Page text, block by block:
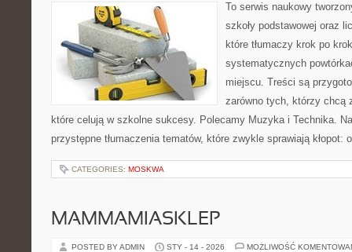
To serwis naukowy
szkoły podstawowej oraz
które tłumaczy krok po
systematycznych
miejscu. Treści są
zarówno tych, którzy chcą
które celują w szkolne sukcesy. Polecamy Muzyka i Technika.
przystępne tłumaczenia tematów, które zwykle sprawiają
CATEGORIES: MOSKWA
MAMMAMIASKLEP
POSTED BY ADMIN STY - 14 - 2026 MOŻLIWOŚĆ